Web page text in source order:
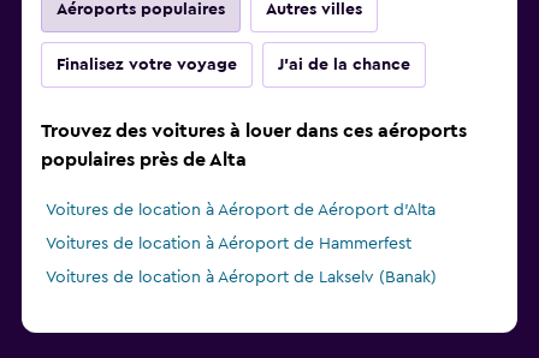
Aéroports populaires Autres villes
Finalisez votre voyage J'ai de la chance
Trouvez des voitures à louer dans ces aéroports
populaires près de Alta
Voitures de location à Aéroport de Aéroport d'Alta
Voitures de location à Aéroport de Hammerfest
Voitures de location à Aéroport de Lakselv (Banak)